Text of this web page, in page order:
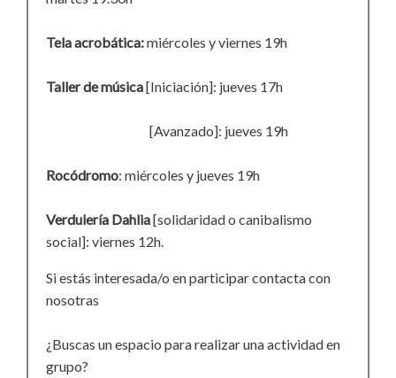
Tela acrobática:miércoles y viernes 19h
Taller de música[Iniciación]: jueves 17h
[Avanzado]: jueves 19h
Rocódromo: miércoles y jueves 19h
Verdulería Dahlia[solidaridad o canibalismo
social]: viernes 12h.
Si estás interesada/o en participar contacta con
nosotras
¿Buscas un espacio para realizar una actividad en
grupo?